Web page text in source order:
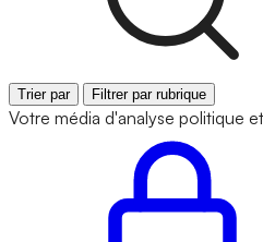
Trier par Filtrer par rubrique
Votre média d'analyse politique